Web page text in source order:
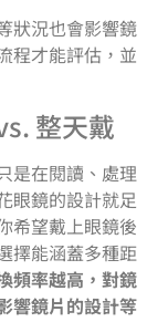
狀況也會影響鏡
程才能評估，並
整天戴
是在閱讀、處理
眼鏡的設計就足
希望戴上眼鏡後
擇能涵蓋多種距
頻率越高，對鏡
響鏡片的設計等